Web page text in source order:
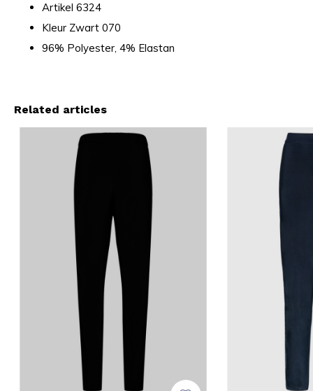
Artikel 6324
Kleur Zwart 070
96% Polyester, 4% Elastan
Related articles